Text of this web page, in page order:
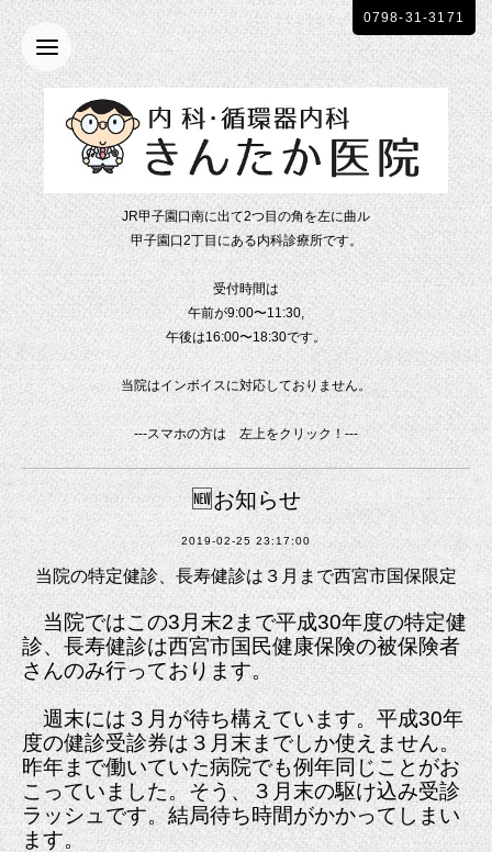
JR甲子園口南に出て2つ目の角を左に曲ル
甲子園口2丁目にある内科診療所です。
受付時間は
午前が9:00〜11:30,
午後は16:00〜18:30です。
当院はインボイスに対応しておりません。
---スマホの方は 左上をクリック！---
0798-31-3171
🆕お知らせ
2019-02-25 23:17:00
当院の特定健診、長寿健診は３月まで西宮市国保限定
当院ではこの3月末2まで平成30年度の特定健
診、長寿健診は西宮市国民健康保険の被保険者
さんのみ行っております。
週末には３月が待ち構えています。平成30年
度の健診受診券は３月末までしか使えません。
昨年まで働いていた病院でも例年同じことがお
こっていました。そう、３月末の駆け込み受診
ラッシュです。結局待ち時間がかかってしまい
ます。